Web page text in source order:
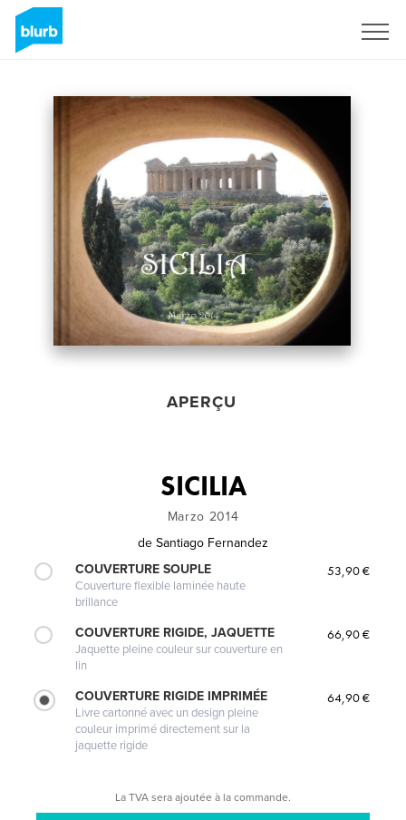
APERÇU
SICILIA
Marzo 2014
de Santiago Fernandez
COUVERTURE SOUPLE
Couverture flexible laminée haute
brillance
53,90 €
COUVERTURE RIGIDE, JAQUETTE
Jaquette pleine couleur sur couverture en
lin
66,90 €
COUVERTURE RIGIDE IMPRIMÉE
Livre cartonné avec un design pleine
couleur imprimé directement sur la
jaquette rigide
64,90 €
La TVA sera ajoutée à la commande.